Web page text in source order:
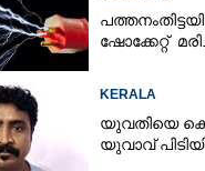
ഷോക്കേറ്റ്
KERALA
യുവതിയെ
യുവാവ്